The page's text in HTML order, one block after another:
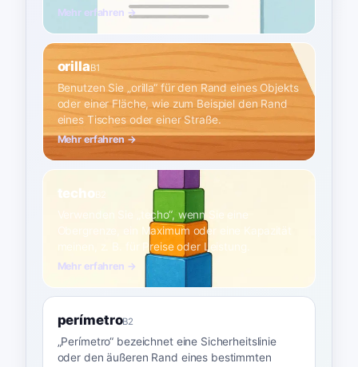
Mehr erfahren →
orillaB1
Benutzen Sie „orilla“ für den Rand eines Objekts
oder einer Fläche, wie zum Beispiel den Rand
eines Tisches oder einer Straße.
Mehr erfahren →
techo
Verwenden Sie „techo“, wenn Sie eine
Obergrenze, ein Maximum oder eine Kapazität
meinen, z. B. für Preise oder Leistung.
Mehr erfahren →
perímetroB2
„Perímetro“ bezeichnet eine Sicherheitslinie
oder den äußeren Rand eines bestimmten